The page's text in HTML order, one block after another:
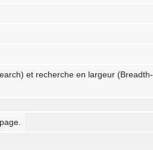
et recherche en largeur (Breadth-